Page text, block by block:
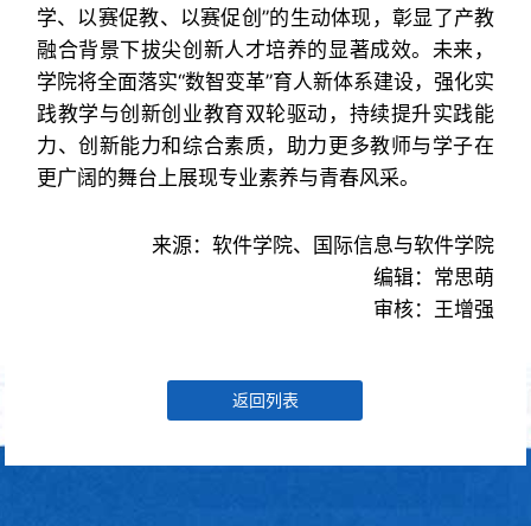
学、以赛促教、以赛促创”的生动体现，彰显了产教
融合背景下拔尖创新人才培养的显著成效。未来，
学院将全面落实“数智变革”育人新体系建设，强化实
践教学与创新创业教育双轮驱动，持续提升实践能
力、创新能力和综合素质，助力更多教师与学子在
更广阔的舞台上展现专业素养与青春风采。
来源：软件学院、国际信息与软件学院
编辑：常思萌
审核：王增强
返回列表